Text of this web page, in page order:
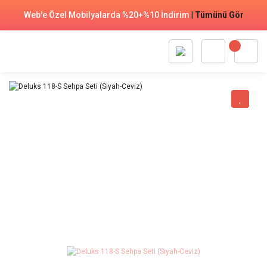
Web'e Özel Mobilyalarda %20+%10 İndirim Tümünü Gör